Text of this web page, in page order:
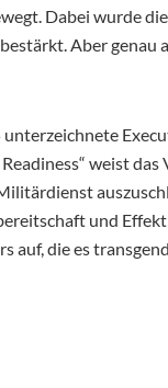
Dabei wurde
Aber genau
unterzeichnete
weist
und
auf, die es